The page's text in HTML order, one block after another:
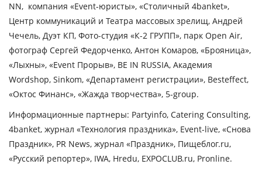
NN, компания «Event-юристы», «Столичный 4banket»,
Центр коммуникаций и Театра массовых зрелищ, Андрей
Чечель, Дуэт КП, Фото-студия «К-2 ГРУПП», парк Open Air,
фотограф Сергей Федорченко, Антон Комаров, «Брояница»,
«Лыхны», «Event Прорыв», BE IN RUSSIA, Академия
Wordshop, Sinkom, «Департамент регистрации», Besteffect,
«Октос Финанс», «Жажда творчества», 5-group.
Информационные партнеры: Partyinfo, Catering Consulting,
4banket, журнал «Технология праздника», Event-live, «Снова
Праздник», PR News, журнал «Праздник», Пищеблог.ru,
«Русский репортер», IWA, Hredu, EXPOCLUB.ru, Pronline.